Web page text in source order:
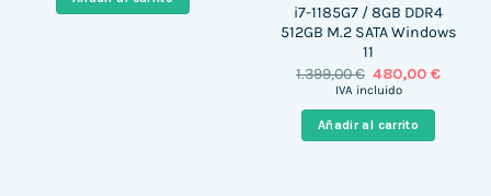
1.210,95 €.
i7-1185G7 / 8GB DDR4
512GB M.2 SATA Windows
11
1.399,00€ El
precio
era:
1.399,00 €.
480,00€El
IVA incluido
Añadir al carrito